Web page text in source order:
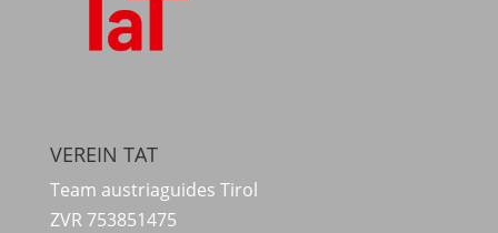
VEREIN TAT
Team austriaguides Tirol
ZVR 753851475